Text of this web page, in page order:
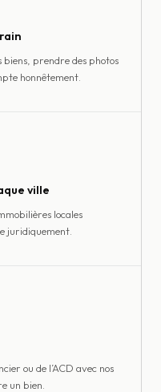
biens, prendre des photos
honnêtement.
ville
locales
juridiquement.
ou de l’ACD avec nos
un bien.